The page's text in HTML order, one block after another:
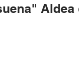
Aldea